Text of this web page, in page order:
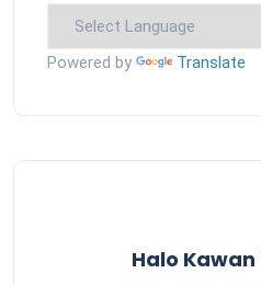
Powered by Translate
Halo